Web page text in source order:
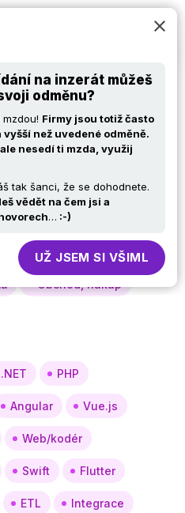
v IT –
Testy
Provoz, infra
Obchod, nákup
.NET PHP
Angular Vue.js
Web/kodér
Swift Flutter
ETL Integrace
na inzerát můžeš
odměnu?
Firmy jsou totiž často
vyšší než uvedené odměně.
nesedí ti mzda, využij
tak šanci, že se dohodnete.
vědět na čem jsi a
… :-)
UŽ JSEM SI VŠIML